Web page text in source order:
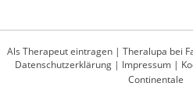
Als Therapeut eintragen | Theralupa bei
Datenschutzerklärung| Impressum|
Continentale